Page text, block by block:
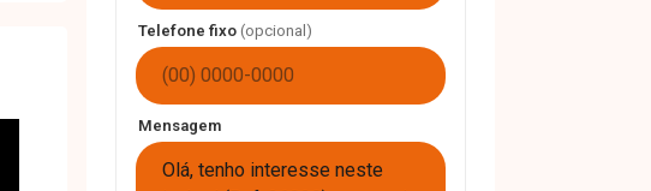
Telefone fixo (opcional)
Mensagem